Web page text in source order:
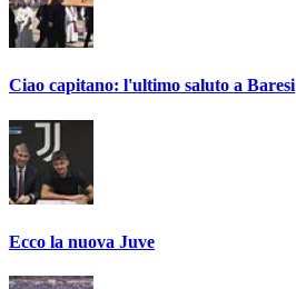
Ciao capitano: l'ultimo saluto a Baresi
Ecco la nuova Juve